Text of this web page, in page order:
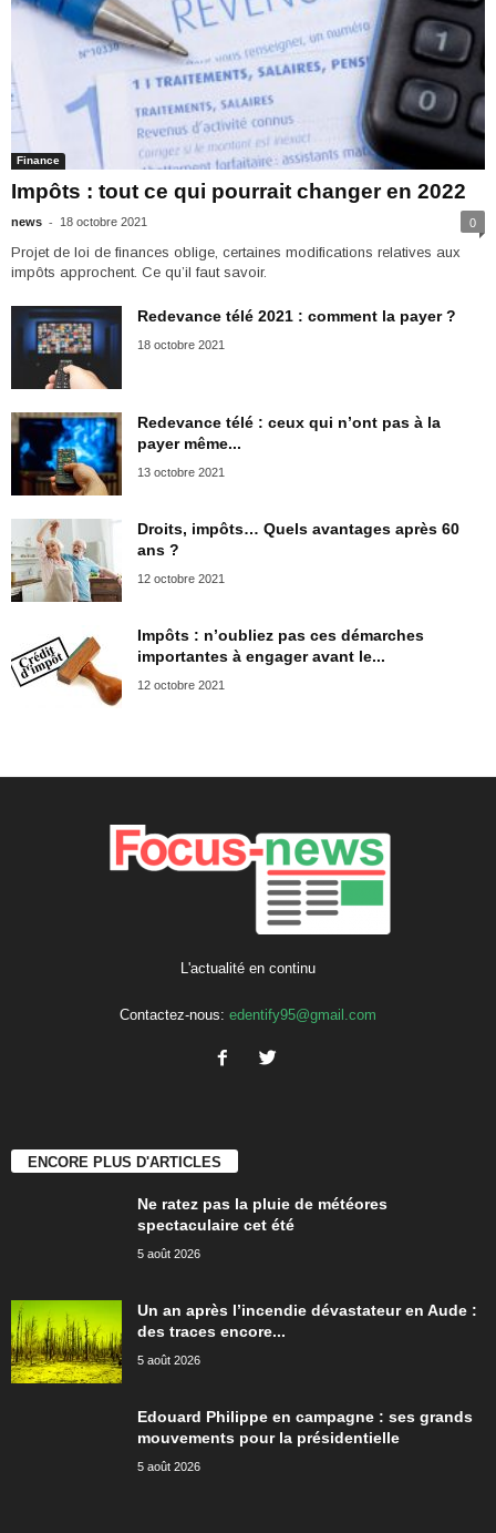
Finance
Impôts : tout ce qui pourrait changer en 2022
news - 18 octobre 2021 0
Projet de loi de finances oblige, certaines modifications relatives aux
impôts approchent. Ce qu’il faut savoir.
Redevance télé 2021 : comment la payer ?
18 octobre 2021
Redevance télé : ceux qui n’ont pas à la
payer même...
13 octobre 2021
Droits, impôts… Quels avantages après 60
ans ?
12 octobre 2021
Impôts : n’oubliez pas ces démarches
importantes à engager avant le...
12 octobre 2021
L'actualité en continu
Contactez-nous: edentify95@gmail.com
ENCORE PLUS D'ARTICLES
Ne ratez pas la pluie de météores
spectaculaire cet été
5 août 2026
Un an après l’incendie dévastateur en Aude :
des traces encore...
5 août 2026
Edouard Philippe en campagne : ses grands
mouvements pour la présidentielle
5 août 2026